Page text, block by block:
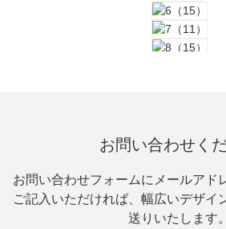
お問い合わせく
お問い合わせフォームにメールアド
ご記入いただければ、幅広いデザイ
送りいたします。